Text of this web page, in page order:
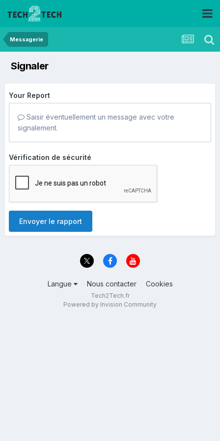
Messagerie
Signaler
Your Report
Saisir éventuellement un message avec votre
signalement.
Vérification de sécurité
Envoyer le rapport
Langue Nous contacter Cookies
Tech2Tech.fr
Powered by Invision Community